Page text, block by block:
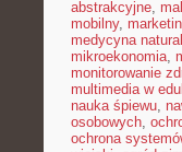
abstrakcyjne,
mobilny,
medycyna
mikroekonomia,
monitorowanie
multimedia w
nauka śpiewu,
osobowych,
ochrona